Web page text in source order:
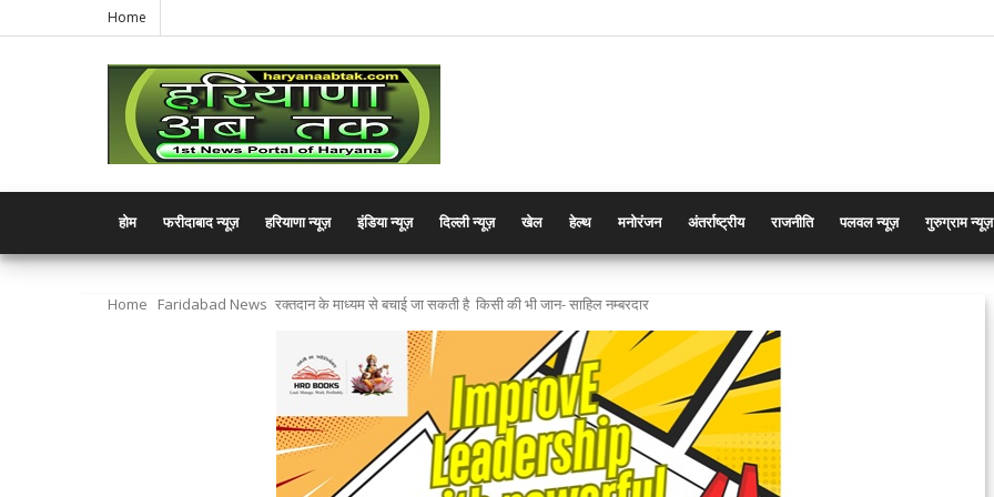
Home
होम फरीदाबाद न्यूज़ हरियाणा न्यूज़ इंडिया न्यूज़ दिल्ली न्यूज़ खेल हेल्थ मनोरंजन अंतर्राष्ट्रीय राजनीति पलवल न्यूज़ गुरुग्राम न्यूज़
Home Faridabad News रक्तदान के माध्यम से बचाई जा सकती है किसी की भी जान- साहिल नम्बरदार